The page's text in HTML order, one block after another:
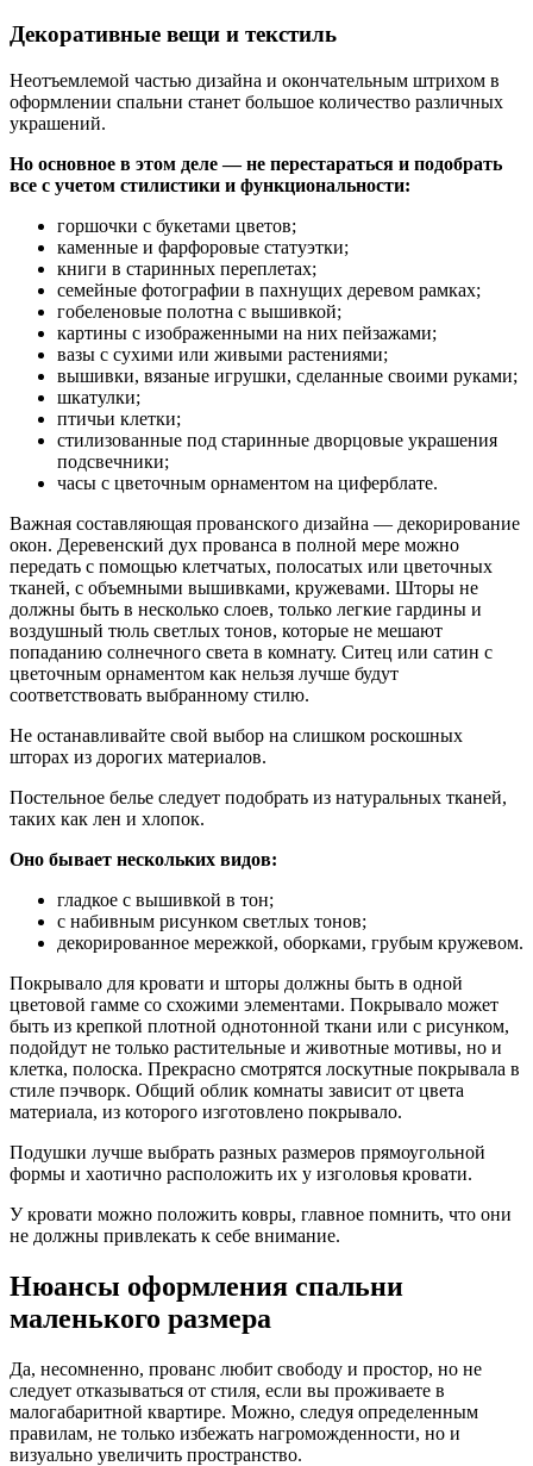
Декоративные вещи и текстиль
Неотъемлемой частью дизайна и окончательным штрихом в
оформлении спальни станет большое количество различных
украшений.
Но основное в этом деле — не перестараться и подобрать
все с учетом стилистики и функциональности:
горшочки с букетами цветов;
каменные и фарфоровые статуэтки;
книги в старинных переплетах;
семейные фотографии в пахнущих деревом рамках;
гобеленовые полотна с вышивкой;
картины с изображенными на них пейзажами;
вазы с сухими или живыми растениями;
вышивки, вязаные игрушки, сделанные своими руками;
шкатулки;
птичьи клетки;
стилизованные под старинные дворцовые украшения
подсвечники;
часы с цветочным орнаментом на циферблате.
Важная составляющая прованского дизайна — декорирование
окон. Деревенский дух прованса в полной мере можно
передать с помощью клетчатых, полосатых или цветочных
тканей, с объемными вышивками, кружевами. Шторы не
должны быть в несколько слоев, только легкие гардины и
воздушный тюль светлых тонов, которые не мешают
попаданию солнечного света в комнату. Ситец или сатин с
цветочным орнаментом как нельзя лучше будут
соответствовать выбранному стилю.
Не останавливайте свой выбор на слишком роскошных
шторах из дорогих материалов.
Постельное белье следует подобрать из натуральных тканей,
таких как лен и хлопок.
Оно бывает нескольких видов:
гладкое с вышивкой в тон;
с набивным рисунком светлых тонов;
декорированное мережкой, оборками, грубым кружевом.
Покрывало для кровати и шторы должны быть в одной
цветовой гамме со схожими элементами. Покрывало может
быть из крепкой плотной однотонной ткани или с рисунком,
подойдут не только растительные и животные мотивы, но и
клетка, полоска. Прекрасно смотрятся лоскутные покрывала в
стиле пэчворк. Общий облик комнаты зависит от цвета
материала, из которого изготовлено покрывало.
Подушки лучше выбрать разных размеров прямоугольной
формы и хаотично расположить их у изголовья кровати.
У кровати можно положить ковры, главное помнить, что они
не должны привлекать к себе внимание.
Нюансы оформления спальни
маленького размера
Да, несомненно, прованс любит свободу и простор, но не
следует отказываться от стиля, если вы проживаете в
малогабаритной квартире. Можно, следуя определенным
правилам, не только избежать нагроможденности, но и
визуально увеличить пространство.